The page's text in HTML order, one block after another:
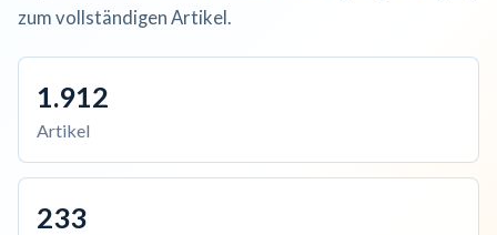
zum vollständigen Artikel.
1.912
Artikel
233